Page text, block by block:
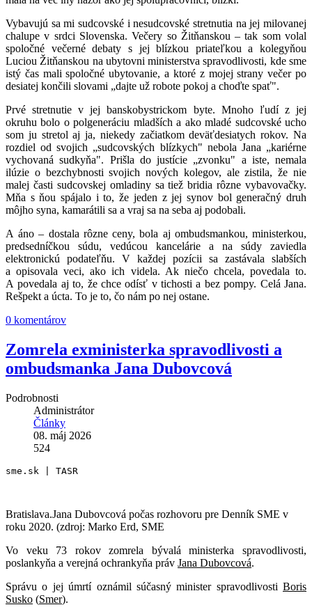
Vybavujú sa mi sudcovské i nesudcovské stretnutia na jej milovanej
chalupe v srdci Slovenska. Večery so Žitňanskou – tak som volal
spoločné večerné debaty s jej blízkou priateľkou a kolegyňou
Luciou Žitňanskou na ubytovni ministerstva spravodlivosti, kde sme
istý čas mali spoločné ubytovanie, a ktoré z mojej strany večer po
desiatej končili slovami „dajte už robote pokoj a choďte spať".
Prvé stretnutie v jej banskobystrickom byte. Mnoho ľudí z jej
okruhu bolo o polgeneráciu mladších a ako mladé sudcovské ucho
som ju stretol aj ja, niekedy začiatkom deväťdesiatych rokov. Na
rozdiel od svojich „sudcovských blízkych" nebola Jana „kariérne
vychovaná sudkyňa". Prišla do justície „zvonku" a iste, nemala
ilúzie o bezchybnosti svojich nových kolegov, ale zistila, že nie
malej časti sudcovskej omladiny sa tiež bridia rôzne vybavovačky.
Mňa s ňou spájalo i to, že jeden z jej synov bol generačný druh
môjho syna, kamarátili sa a vraj sa na seba aj podobali.
A áno – dostala rôzne ceny, bola aj ombudsmankou, ministerkou,
predsedníčkou súdu, vedúcou kancelárie a na súdy zaviedla
elektronickú podateľňu. V každej pozícii sa zastávala slabších
a opisovala veci, ako ich videla. Ak niečo chcela, povedala to.
A povedala aj to, že chce odísť v tichosti a bez pompy. Celá Jana.
Rešpekt a úcta. To je to, čo nám po nej ostane.
0 komentárov
Zomrela exministerka spravodlivosti a
ombudsmanka Jana Dubovcová
Podrobnosti
Administrátor
Články
08. máj 2026
524
sme.sk | TASR
Bratislava.Jana Dubovcová počas rozhovoru pre Denník SME v
roku 2020. (zdroj: Marko Erd, SME
Vo veku 73 rokov zomrela bývalá ministerka spravodlivosti,
poslankyňa a verejná ochrankyňa práv Jana Dubovcová.
Správu o jej úmrtí oznámil súčasný minister spravodlivosti Boris
Susko (Smer).